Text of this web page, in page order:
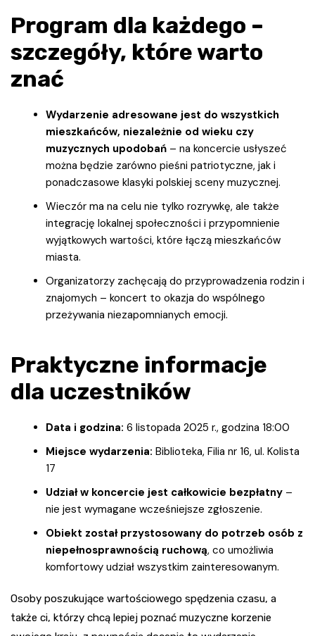
Program dla każdego –
szczegóły, które warto
znać
Wydarzenie adresowane jest do wszystkich
mieszkańców, niezależnie od wieku czy
muzycznych upodobań – na koncercie usłyszeć
można będzie zarówno pieśni patriotyczne, jak i
ponadczasowe klasyki polskiej sceny muzycznej.
Wieczór ma na celu nie tylko rozrywkę, ale także
integrację lokalnej społeczności i przypomnienie
wyjątkowych wartości, które łączą mieszkańców
miasta.
Organizatorzy zachęcają do przyprowadzenia rodzin i
znajomych – koncert to okazja do wspólnego
przeżywania niezapomnianych emocji.
Praktyczne informacje
dla uczestników
Data i godzina: 6 listopada 2025 r., godzina 18:00
Miejsce wydarzenia: Biblioteka, Filia nr 16, ul. Kolista
17
Udział w koncercie jest całkowicie bezpłatny –
nie jest wymagane wcześniejsze zgłoszenie.
Obiekt został przystosowany do potrzeb osób z
niepełnosprawnością ruchową, co umożliwia
komfortowy udział wszystkim zainteresowanym.
Osoby poszukujące wartościowego spędzenia czasu, a
także ci, którzy chcą lepiej poznać muzyczne korzenie